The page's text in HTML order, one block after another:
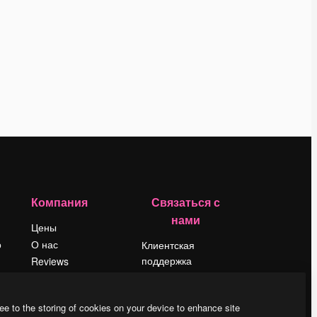
Компания
Цены
О нас
Reviews
Блог
Связаться с
нами
Клиентская
поддержка
LinkedIn
to the storing of cookies on your device to enhance site